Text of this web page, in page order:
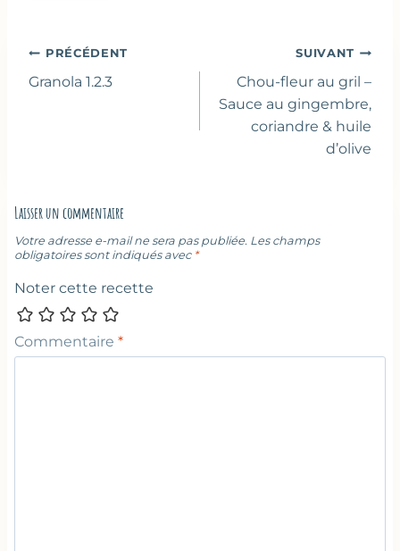
Navigation
de
PRÉCÉDENT
Granola 1.2.3
SUIVANT
Chou-fleur au gril –
Sauce au gingembre,
coriandre & huile
d’olive
Laisser un commentaire
Votre adresse e-mail ne sera pas publiée. Les champs
obligatoires sont indiqués avec *
Noter cette recette
Commentaire *